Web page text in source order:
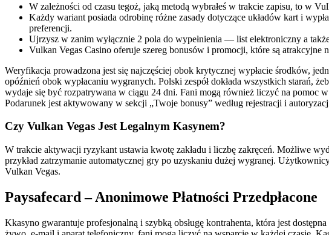
W zależności od czasu tegoż, jaką metodą wybrałeś w trakcie zapisu, to w
Każdy wariant posiada odrobinę różne zasady dotyczące układów kart i
preferencji.
Ujrzysz w zanim wyłącznie 2 pola do wypełnienia — list elektroniczny a także
Vulkan Vegas Casino oferuje szereg bonusów i promocji, które są atrakcyjne
Weryfikacja prowadzona jest się najczęściej obok krytycznej wypłacie środków,
opóźnień obok wypłacaniu wygranych. Polski zespół dokłada wszystkich starań,
wydaje się być rozpatrywana w ciągu 24 dni. Fani mogą również liczyć na pomoc
Podarunek jest aktywowany w sekcji „Twoje bonusy” według rejestracji i
Czy Vulkan Vegas Jest Legalnym Kasynem?
W trakcie aktywacji ryzykant ustawia kwotę zakładu i liczbę zakręceń. Możliwe
przykład zatrzymanie automatycznej gry po uzyskaniu dużej wygranej.
Vulkan Vegas.
Paysafecard – Anonimowe Płatności Przedpłacone
Kkasyno gwarantuje profesjonalną i szybką obsługę kontrahenta, która jest